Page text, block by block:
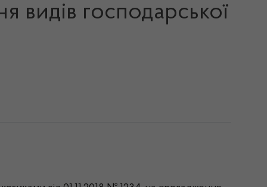
видів господарської